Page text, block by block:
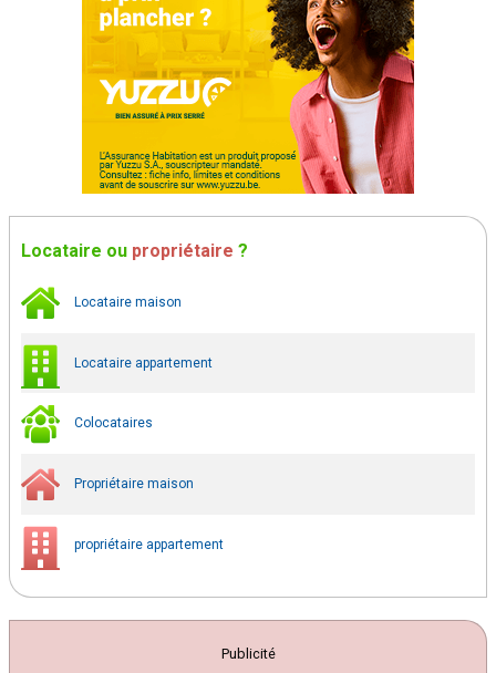
Locataire ou propriétaire ?
Locataire maison
Locataire appartement
Colocataires
Propriétaire maison
propriétaire appartement
Publicité